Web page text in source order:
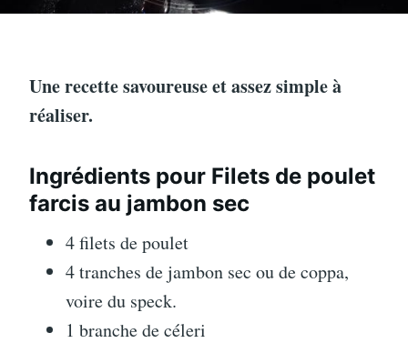
Une recette savoureuse et assez simple à
réaliser.
Ingrédients pour Filets de poulet
farcis au jambon sec
4 filets de poulet
4 tranches de jambon sec ou de coppa,
voire du speck.
1 branche de céleri